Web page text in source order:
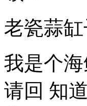
老瓷蒜
我是个
请回 知